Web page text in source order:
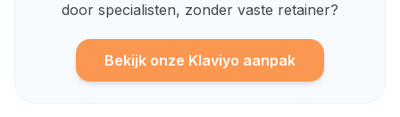
door specialisten, zonder vaste retainer?
Bekijk onze Klaviyo aanpak